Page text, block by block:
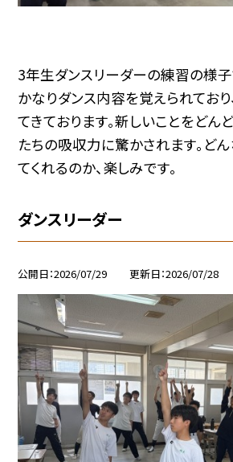
3年生ダンスリーダーの練習の様子
かなりダンス内容を覚えられてお
てきております。新しいことをどん
たちの吸収力に驚かされます。ど
てくれるのか、楽しみです。
ダンスリーダー
公開日 2026/07/29 更新日 2026/07/28